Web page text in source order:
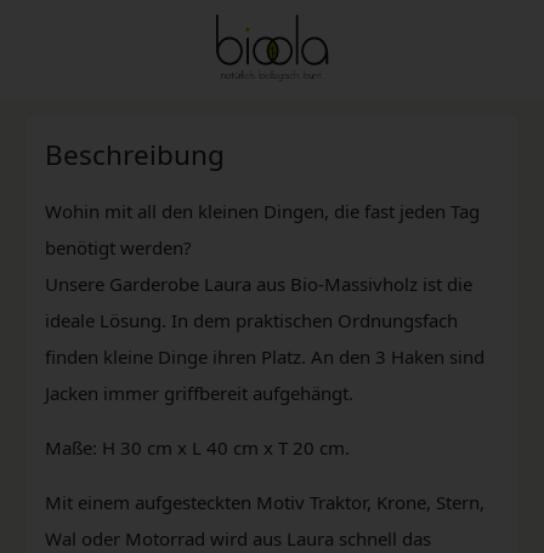
Beschreibung
Wohin mit all den kleinen Dingen, die fast jeden Tag
benötigt werden?
Unsere Garderobe Laura aus Bio-Massivholz ist die
ideale Lösung. In dem praktischen Ordnungsfach
finden kleine Dinge ihren Platz. An den 3 Haken sind
Jacken immer griffbereit aufgehängt.
Maße: H 30 cm x L 40 cm x T 20 cm.
Mit einem aufgesteckten Motiv Traktor, Krone, Stern,
Wal oder Motorrad wird aus Laura schnell das